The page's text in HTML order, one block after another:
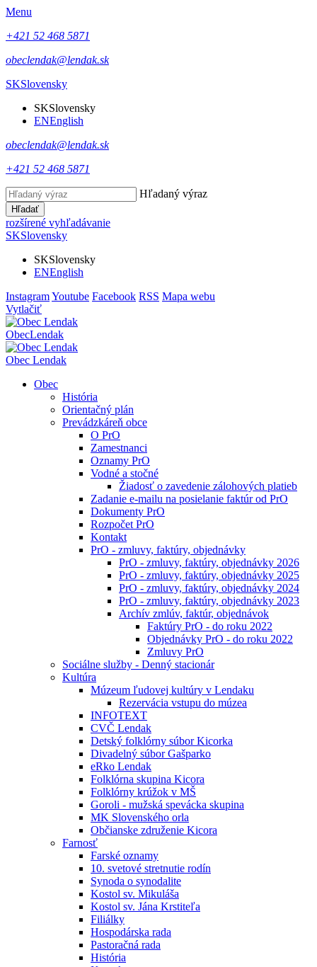
Menu
+421 52 468 5871
obeclendak@lendak.sk
SKSlovensky
SKSlovensky
ENEnglish
obeclendak@lendak.sk
+421 52 468 5871
Hľadaný výraz
Hľadať
rozšírené vyhľadávanie
SKSlovensky
SKSlovensky
ENEnglish
InstagramYoutube Facebook RSS Mapa webu
Vytlačiť
ObecLendak
Obec Lendak
Obec
História
Orientačný plán
Prevádzkáreň obce
O PrO
Zamestnanci
Oznamy PrO
Vodné a stočné
Žiadosť o zavedenie zálohových platieb
Zadanie e-mailu na posielanie faktúr od PrO
Dokumenty PrO
Rozpočet PrO
Kontakt
PrO - zmluvy, faktúry, objednávky
PrO - zmluvy, faktúry, objednávky 2026
PrO - zmluvy, faktúry, objednávky 2025
PrO - zmluvy, faktúry, objednávky 2024
PrO - zmluvy, faktúry, objednávky 2023
Archív zmlúv, faktúr, objednávok
Faktúry PrO - do roku 2022
Objednávky PrO - do roku 2022
Zmluvy PrO
Sociálne služby - Denný stacionár
Kultúra
Múzeum ľudovej kultúry v Lendaku
Rezervácia vstupu do múzea
INFOTEXT
CVČ Lendak
Detský folklórny súbor Kicorka
Divadelný súbor Gašparko
eRko Lendak
Folklórna skupina Kicora
Folklórny krúžok v MŠ
Goroli - mužská spevácka skupina
MK Slovenského orla
Občianske združenie Kicora
Farnosť
Farské oznamy
10. svetové stretnutie rodín
Synoda o synodalite
Kostol sv. Mikuláša
Kostol sv. Jána Krstiteľa
Filiálky
Hospodárska rada
Pastoračná rada
História